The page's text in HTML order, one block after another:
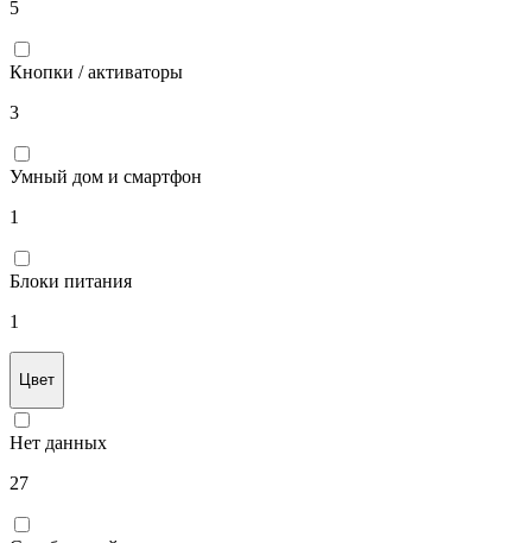
5
Кнопки / активаторы
3
Умный дом и смартфон
1
Блоки питания
1
Цвет
Нет данных
27